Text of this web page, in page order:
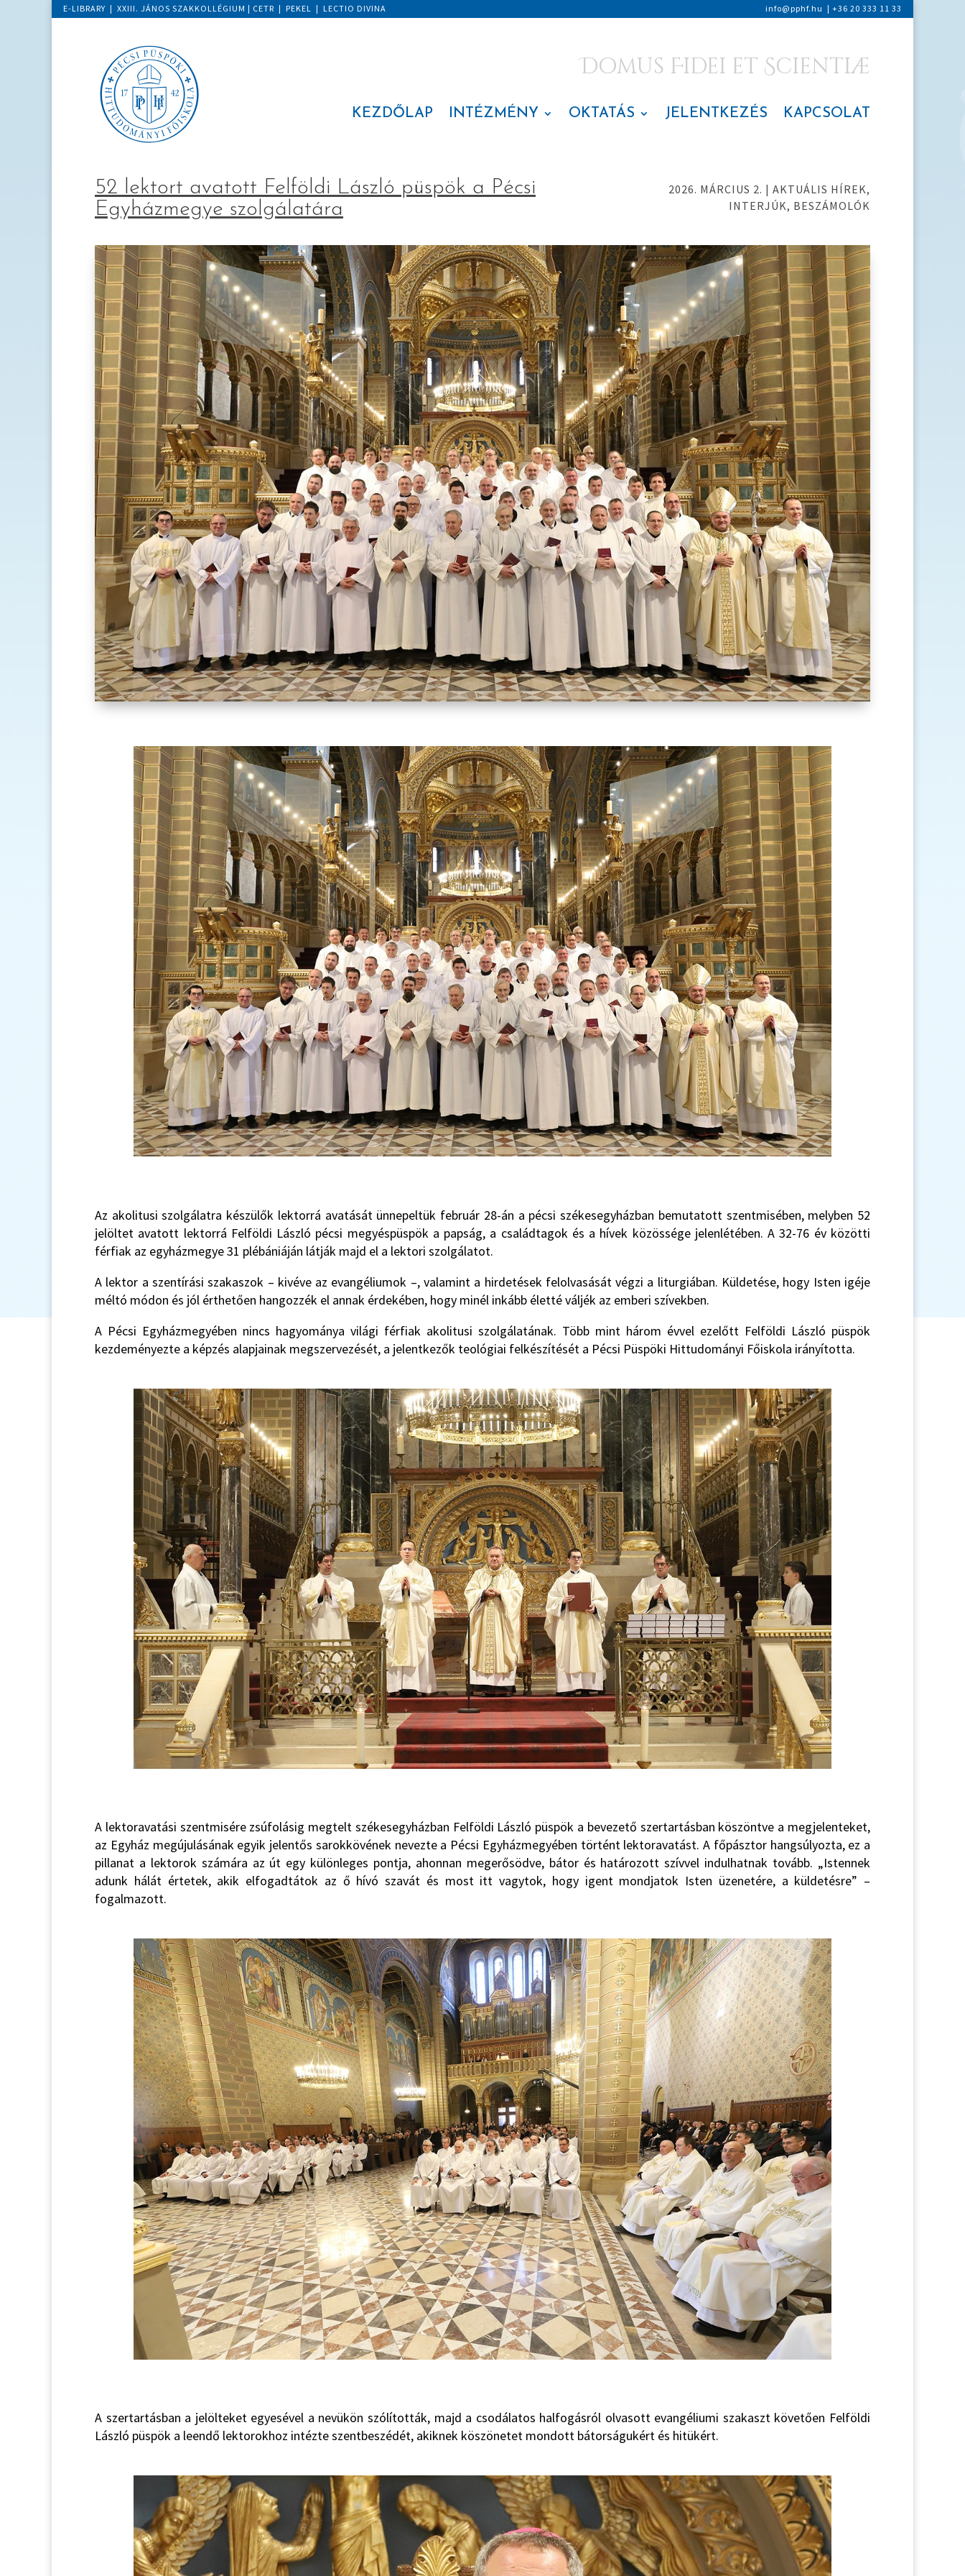
E-LIBRARY | XXIII. JÁNOS SZAKKOLLÉGIUM | CETR | PEKEL | LECTIO DIVINA info@pphf.hu | +36 20 333 11 33
Domus Fidei et Scientiæ
KEZDŐLAP INTÉZMÉNY OKTATÁS JELENTKEZÉS KAPCSOLAT
52 lektort avatott Felföldi László püspök a Pécsi
Egyházmegye szolgálatára
2026. MÁRCIUS 2. | AKTUÁLIS HÍREK,
INTERJÚK, BESZÁMOLÓK
Az akolitusi szolgálatra készülők lektorrá avatását ünnepeltük február 28-án a pécsi székesegyházban bemutatott szentmisében, melyben 52
jelöltet avatott lektorrá Felföldi László pécsi megyéspüspök a papság, a családtagok és a hívek közössége jelenlétében. A 32-76 év közötti
férfiak az egyházmegye 31 plébániáján látják majd el a lektori szolgálatot.
A lektor a szentírási szakaszok – kivéve az evangéliumok –, valamint a hirdetések felolvasását végzi a liturgiában. Küldetése, hogy Isten igéje
méltó módon és jól érthetően hangozzék el annak érdekében, hogy minél inkább életté váljék az emberi szívekben.
A Pécsi Egyházmegyében nincs hagyománya világi férfiak akolitusi szolgálatának. Több mint három évvel ezelőtt Felföldi László püspök
kezdeményezte a képzés alapjainak megszervezését, a jelentkezők teológiai felkészítését a Pécsi Püspöki Hittudományi Főiskola irányította.
A lektoravatási szentmisére zsúfolásig megtelt székesegyházban Felföldi László püspök a bevezető szertartásban köszöntve a megjelenteket,
az Egyház megújulásának egyik jelentős sarokkövének nevezte a Pécsi Egyházmegyében történt lektoravatást. A főpásztor hangsúlyozta, ez a
pillanat a lektorok számára az út egy különleges pontja, ahonnan megerősödve, bátor és határozott szívvel indulhatnak tovább. „Istennek
adunk hálát értetek, akik elfogadtátok az ő hívó szavát és most itt vagytok, hogy igent mondjatok Isten üzenetére, a küldetésre” –
fogalmazott.
A szertartásban a jelölteket egyesével a nevükön szólították, majd a csodálatos halfogásról olvasott evangéliumi szakaszt követően Felföldi
László püspök a leendő lektorokhoz intézte szentbeszédét, akiknek köszönetet mondott bátorságukért és hitükért.